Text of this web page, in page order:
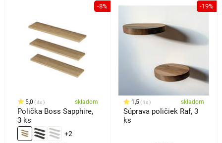
-8%
5,0 4x skladom
Polička Boss Sapphire,
3 ks
+2
-19%
1,5 1x skladom
Súprava poličiek Raf, 3
ks